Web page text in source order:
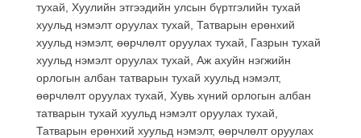
тухай, Хуулийн этгээдийн улсын бүртгэлийн тухай
хуульд нэмэлт оруулах тухай, Татварын ерөнхий
хуульд нэмэлт, өөрчлөлт оруулах тухай, Газрын тухай
хуульд нэмэлт оруулах тухай, Аж ахуйн нэгжийн
орлогын албан татварын тухай хуульд нэмэлт,
өөрчлөлт оруулах тухай, Хувь хүний орлогын албан
татварын тухай хуульд нэмэлт оруулах тухай,
Татварын ерөнхий хуульд нэмэлт, өөрчлөлт оруулах